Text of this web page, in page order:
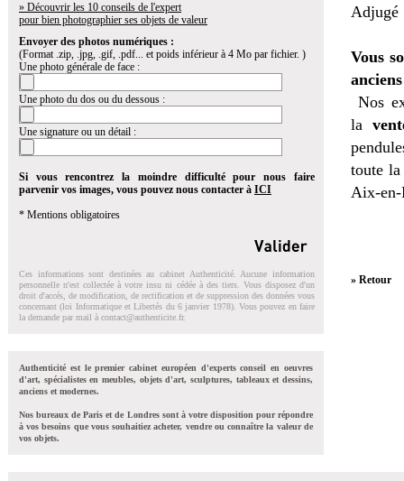
» Découvrir les 10 conseils de l'expert
pour bien photographier ses objets de valeur
Envoyer des photos numériques :
(Format .zip, .jpg, .gif, .pdf... et poids inférieur à 4 Mo par fichier. )
Une photo générale de face :
Une photo du dos ou du dessous :
Une signature ou un détail :
Si vous rencontrez la moindre difficulté pour nous faire
parvenir vos images, vous pouvez nous contacter à ICI
* Mentions obligatoires
Ces informations sont destinées au cabinet Authenticité. Aucune information
personnelle n'est collectée à votre insu ni cédée à des tiers. Vous disposez d'un
droit d'accés, de modification, de rectification et de suppression des données vous
concernant (loi Informatique et Libertés du 6 janvier 1978). Vous pouvez en faire
la demande par mail à contact@authenticite.fr.
Authenticité est le premier cabinet européen d'experts conseil en oeuvres
d'art, spécialistes en meubles, objets d'art, sculptures, tableaux et dessins,
anciens et modernes.
Nos bureaux de Paris et de Londres sont à votre disposition pour répondre
à vos besoins que vous souhaitiez acheter, vendre ou connaître la valeur de
vos objets.
Adjugé
Vous
Nos
la
toute
Aix-en-
» Retour